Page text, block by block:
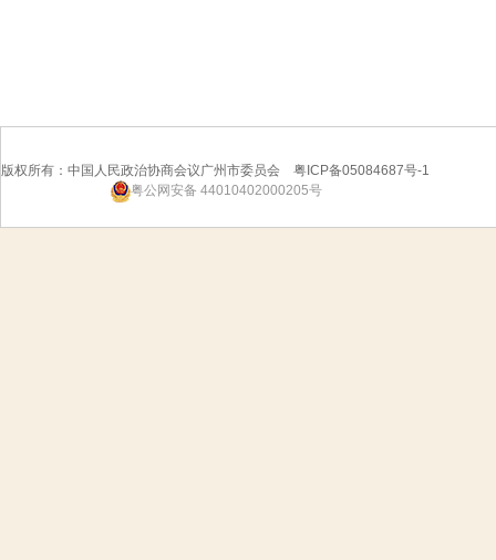
版权所有：中国人民政治协商会议广州市委员会 粤ICP备05084687号-1
粤公网安备 44010402000205号